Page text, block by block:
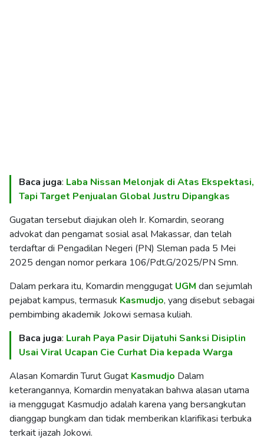
Baca juga: Laba Nissan Melonjak di Atas Ekspektasi,
Tapi Target Penjualan Global Justru Dipangkas
Gugatan tersebut diajukan oleh Ir. Komardin, seorang
advokat dan pengamat sosial asal Makassar, dan telah
terdaftar di Pengadilan Negeri (PN) Sleman pada 5 Mei
2025 dengan nomor perkara 106/Pdt.G/2025/PN Smn.
Dalam perkara itu, Komardin menggugat UGM dan sejumlah
pejabat kampus, termasuk Kasmudjo, yang disebut sebagai
pembimbing akademik Jokowi semasa kuliah.
Baca juga: Lurah Paya Pasir Dijatuhi Sanksi Disiplin
Usai Viral Ucapan Cie Curhat Dia kepada Warga
Alasan Komardin Turut Gugat Kasmudjo Dalam
keterangannya, Komardin menyatakan bahwa alasan utama
ia menggugat Kasmudjo adalah karena yang bersangkutan
dianggap bungkam dan tidak memberikan klarifikasi terbuka
terkait ijazah Jokowi.